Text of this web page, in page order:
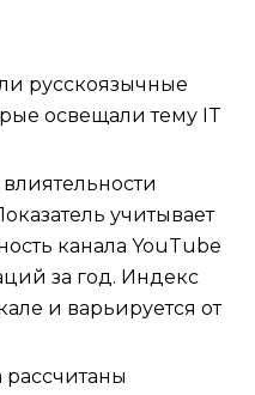
русскоязычные
освещали тему IT
учитывает
канала YouTube
за год. Индекс
и варьируется от